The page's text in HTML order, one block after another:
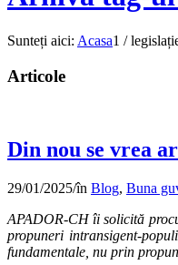
Sunteți aici: Acasa1 /
Articole
Din nou se vrea
29/01/2025/în Blog, Buna
APADOR-CH îi solicită
propuneri intransigent-
fundamentale, nu prin